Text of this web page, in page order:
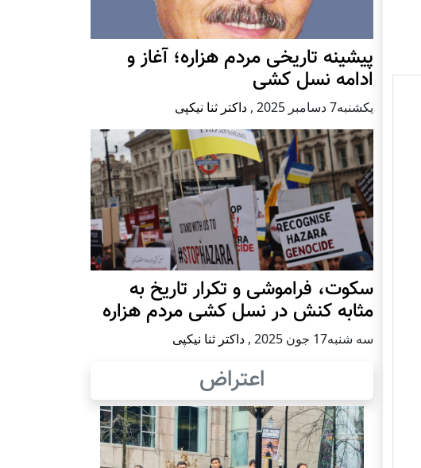
پيشينه تاريخی مردم هزاره؛ آغاز و
ادامه نسل کشی
يكشنبه7 دسامبر 2025 , داکتر ثنا نیکپی
سکوت، فراموشی و تکرار تاريخ به
مثابه کنش در نسل کشی مردم هزاره
سه شنبه17 جون 2025 , داکتر ثنا نیکپی
اعتراض